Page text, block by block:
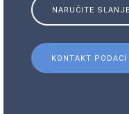
NARUČITE
KONTAKT PODACI